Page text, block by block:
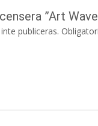
”Art
publiceras.